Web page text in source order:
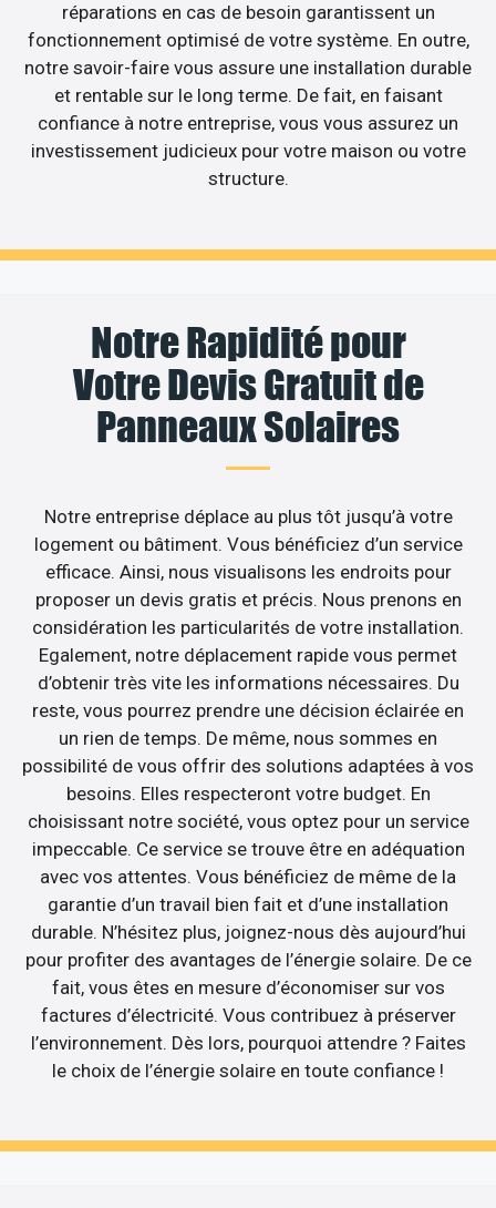
réparations en cas de besoin garantissent un
fonctionnement optimisé de votre système. En outre,
notre savoir-faire vous assure une installation durable
et rentable sur le long terme. De fait, en faisant
confiance à notre entreprise, vous vous assurez un
investissement judicieux pour votre maison ou votre
structure.
Notre Rapidité pour
Votre Devis Gratuit de
Panneaux Solaires
Notre entreprise déplace au plus tôt jusqu’à votre
logement ou bâtiment. Vous bénéficiez d’un service
efficace. Ainsi, nous visualisons les endroits pour
proposer un devis gratis et précis. Nous prenons en
considération les particularités de votre installation.
Egalement, notre déplacement rapide vous permet
d’obtenir très vite les informations nécessaires. Du
reste, vous pourrez prendre une décision éclairée en
un rien de temps. De même, nous sommes en
possibilité de vous offrir des solutions adaptées à vos
besoins. Elles respecteront votre budget. En
choisissant notre société, vous optez pour un service
impeccable. Ce service se trouve être en adéquation
avec vos attentes. Vous bénéficiez de même de la
garantie d’un travail bien fait et d’une installation
durable. N’hésitez plus, joignez-nous dès aujourd’hui
pour profiter des avantages de l’énergie solaire. De ce
fait, vous êtes en mesure d’économiser sur vos
factures d’électricité. Vous contribuez à préserver
l’environnement. Dès lors, pourquoi attendre ? Faites
le choix de l’énergie solaire en toute confiance !